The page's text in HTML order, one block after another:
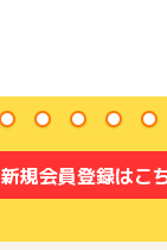
新規会員登録はこ